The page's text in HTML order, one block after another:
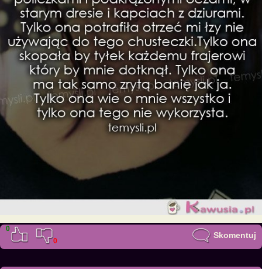
0
0
Skomentuj